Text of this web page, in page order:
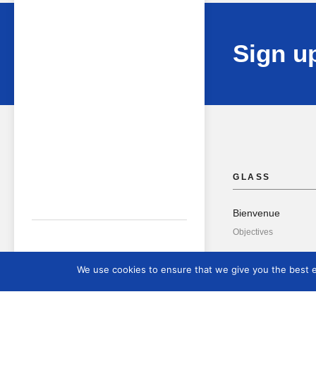
Sign
GLASS
Bienvenue
Objectives
Prochaine
We use cookies to ensure that we give you the